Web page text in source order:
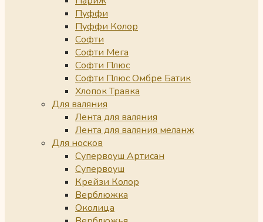
Пуффи
Пуффи Колор
Софти
Софти Мега
Софти Плюс
Софти Плюс Омбре Батик
Хлопок Травка
Для валяния
Лента для валяния
Лента для валяния меланж
Для носков
Супервоуш Артисан
Супервоуш
Крейзи Колор
Верблюжка
Околица